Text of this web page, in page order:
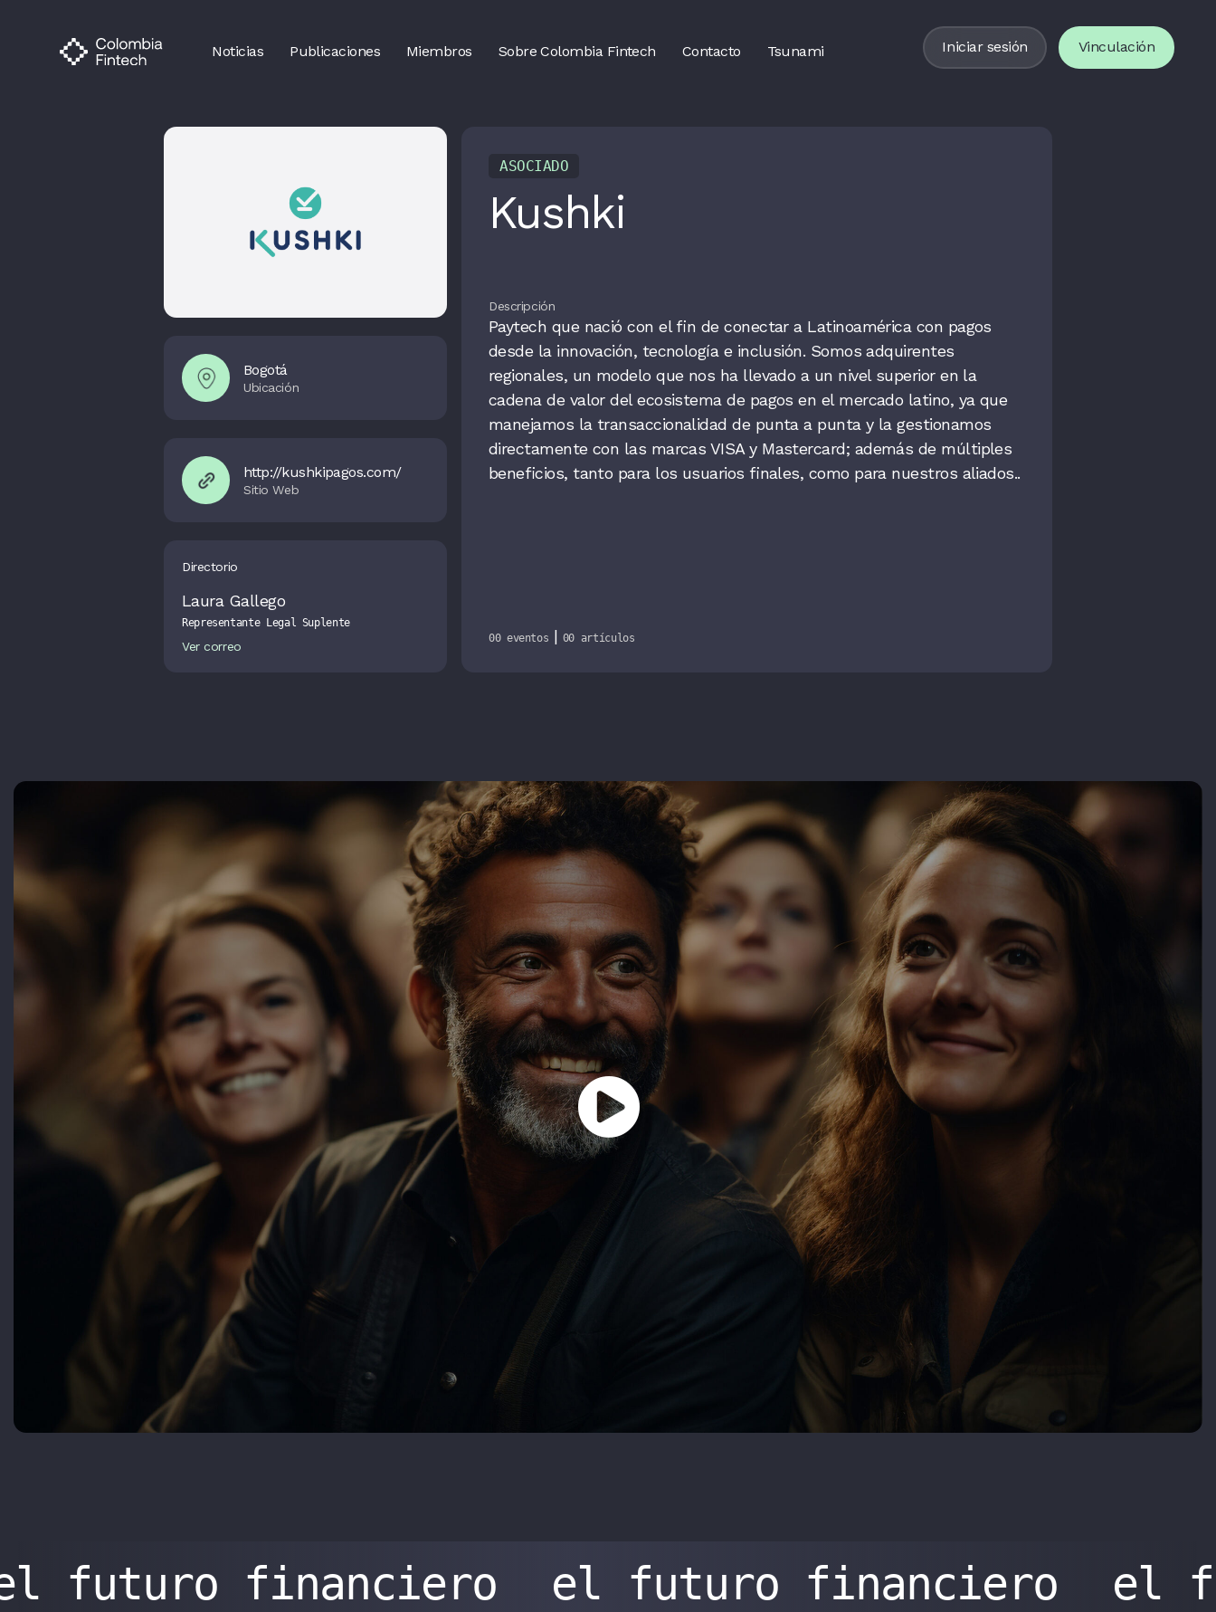
Noticias Publicaciones Miembros Sobre Colombia Fintech Contacto Tsunami Iniciar sesión Vinculación
Bogotá
http://kushkipagos.com/
Directorio
Laura Gallego
Representante Legal Suplente
Ver correo
ASOCIADO
Kushki
Descripción
Paytech que nació con el fin de conectar a Latinoamérica con pagos
desde la innovación, tecnología e inclusión. Somos adquirentes
regionales, un modelo que nos ha llevado a un nivel superior en la
cadena de valor del ecosistema de pagos en el mercado latino, ya que
manejamos la transaccionalidad de punta a punta y la gestionamos
directamente con las marcas VISA y Mastercard; además de múltiples
beneficios, tanto para los usuarios finales, como para nuestros aliados..
00 eventos | 00 artículos
futuro financiero el futuro financiero
el